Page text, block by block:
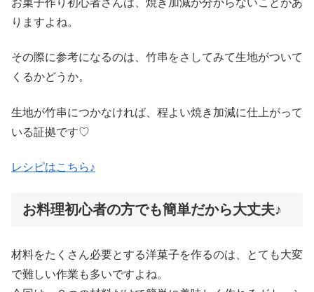
りますよね。
その際に参考になるのは、竹串をさしてみて生地がついて
くるかどうか。
生地が竹串につかなければ、程よい焼き加減に仕上がって
いる証拠です♡
レシピはこちら♪
お料理初心者の方でも簡単だから大丈夫♪
材料をたくさん必要とする洋菓子を作るのは、とても大変
で難しい作業も多いですよね。